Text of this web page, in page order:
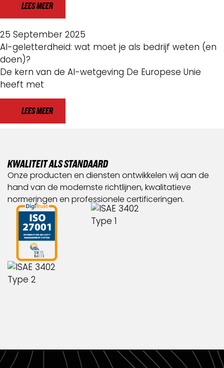
LEES MEER
25 September 2025
AI-geletterdheid: wat moet je als bedrijf weten (en
doen)?
De kern van de AI-wetgeving De Europese Unie
heeft met
LEES MEER
KWALITEIT ALS STANDAARD
Onze producten en diensten ontwikkelen wij aan de
hand van de modernste richtlijnen, kwalitatieve
normeringen en professionele certificeringen.